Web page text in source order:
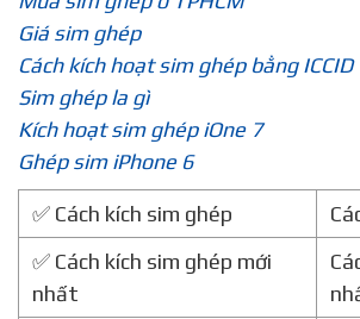
Giá sim ghép
Cách kích hoạt sim ghép bằng ICCID
Sim ghép la gì
Kích hoạt sim ghép iOne 7
Ghép sim iPhone 6
✅ Cách kích sim ghép
✅ Cách kích sim ghép mới
nhất